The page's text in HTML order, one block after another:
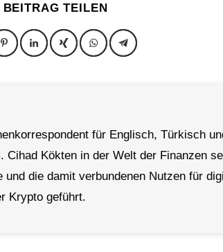
BEITRAG TEILEN
für Englisch, Türkisch
Kökten in der Welt der Finanzen
die damit verbundenen Nutzen für
Krypto geführt.